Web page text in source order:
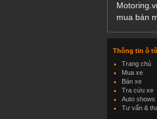
mua bán
Thông tin ô
Trang chủ
Mua xe
Bán xe
Tra cứu xe
Auto shows
Tư vấn &